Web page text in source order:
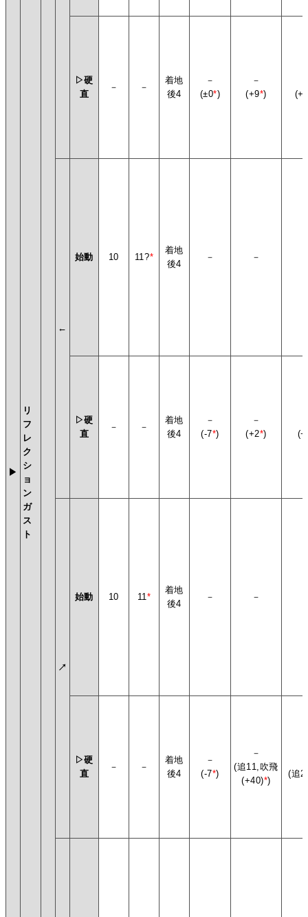
▶
リ
フ
レ
ク
シ
ョ
ン
ガ
ス
ト
▷硬
直
－ －
着地
後4
－
(±0*)
－
(+9*)
←
始動 10 11?*
着地
後4
－ －
▷硬
直
－ －
着地
後4
－
(-7*)
－
(+2*)
↗
始動 10 11*
着地
後4
－ －
▷硬
直
－ －
着地
後4
－
(-7*)
－
(追11,吹飛
(+40)*)
(追